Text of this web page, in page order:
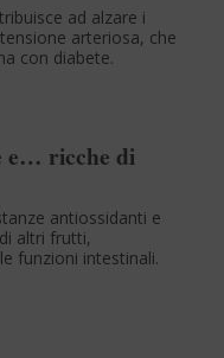
ad alzare i
arteriosa, che
con diabete.
e… ricche di
antiossidanti e
altri frutti,
funzioni intestinali.